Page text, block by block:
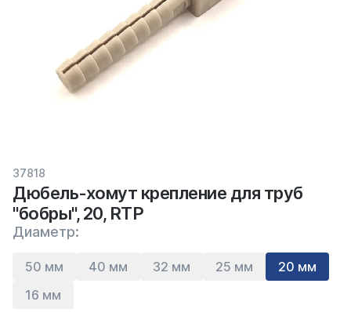
37818
Дюбель-хомут крепление для труб
"бобры", 20, RTP
Диаметр:
50 мм 40 мм 32 мм 25 мм
20 мм
16 мм